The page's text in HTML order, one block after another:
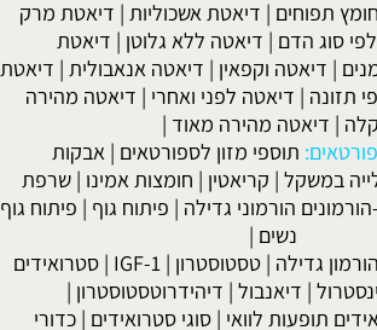
תפוחים | דיאטת אשכוליות | דיאטת מרק
סוג הדם | דיאטה ללא גלוטן | דיאטת
| דיאטה וקפאין | דיאטה אנאבולית | דיאטת
תזונה | דיאטה לפני ואחרי | דיאטה מהירה
| דיאטה מהירה מאוד |
תוספי מזון לספורטאים | אבקות
במשקל | קריאטין | חומצות אמינו |שרפת
הורמוני גדילה | פיתוח גוף | פיתוח גוף
נשים |
הורמון גדילה |טסטוסטרון |
IGF-1
|סטרואידים
| דיאנבול | דיהידרוטסטוסטרון |
תופעות לוואי | סוגי סטרואידים | כדורי